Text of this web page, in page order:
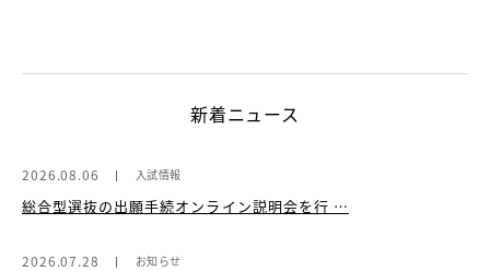
新着ニュース
2026.08.06 入試情報
総合型選抜の出願手続オンライン説明会を行 …
2026.07.28 お知らせ